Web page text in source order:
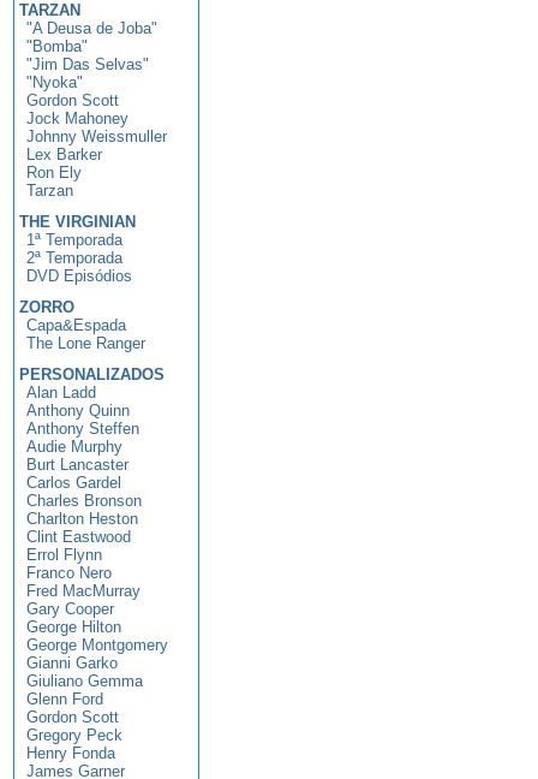
TARZAN
"A Deusa de Joba"
"Bomba"
"Jim Das Selvas"
"Nyoka"
Gordon Scott
Jock Mahoney
Johnny Weissmuller
Lex Barker
Ron Ely
Tarzan
THE VIRGINIAN
1ª Temporada
2ª Temporada
DVD Episódios
ZORRO
Capa&Espada
The Lone Ranger
PERSONALIZADOS
Alan Ladd
Anthony Quinn
Anthony Steffen
Audie Murphy
Burt Lancaster
Carlos Gardel
Charles Bronson
Charlton Heston
Clint Eastwood
Errol Flynn
Franco Nero
Fred MacMurray
Gary Cooper
George Hilton
George Montgomery
Gianni Garko
Giuliano Gemma
Glenn Ford
Gordon Scott
Gregory Peck
Henry Fonda
James Garner